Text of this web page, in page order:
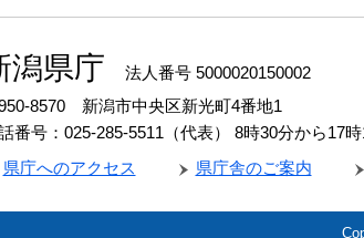
潟県庁
法人番号 5000020150002
8570 新潟市中央区新光町4番地1
番号：025-285-5511（代表）
8時30分から17
県庁へのアクセス 県庁舎のご案内